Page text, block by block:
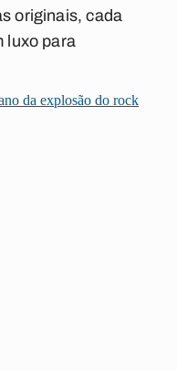
originais, cada
luxo para